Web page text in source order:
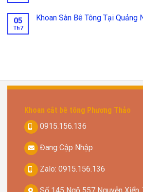
05
Th7
Khoan Sàn Bê Tông Tại Quảng
Khoan cắt bê tông Phương Thảo
0915.156.136
Đang Cập Nhập
Zalo: 0915.156.136